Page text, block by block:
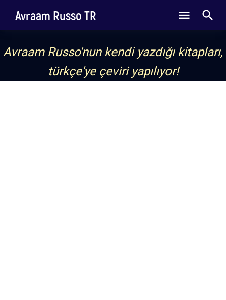
Avraam Russo TR
Avraam Russo'nun kendi yazdığı kitapları,
türkçe'ye çeviri yapılıyor!